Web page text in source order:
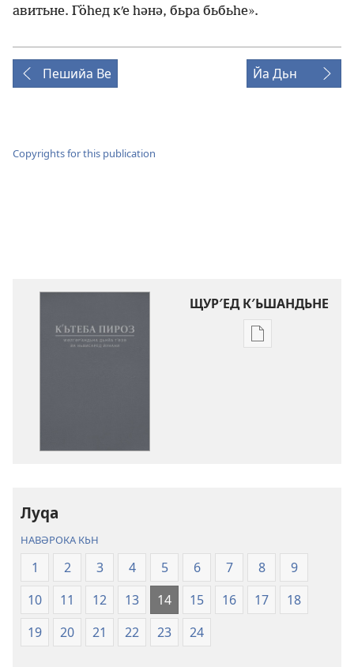
авитьне. Гӧһед кʹе һәнә, бьра бьбьһе».
Пешийа Ве Йа Дьн
Copyrights for this publication
ЩУР′ЕД К′ЬШАНДЬНЕ
Щур′ед
Луԛа
НАВӘРОКА КЬН
1 2 3 4 5 6 7 8
9
10
11 12 13 14 15 16 17
18
19
20 21 22 23 24